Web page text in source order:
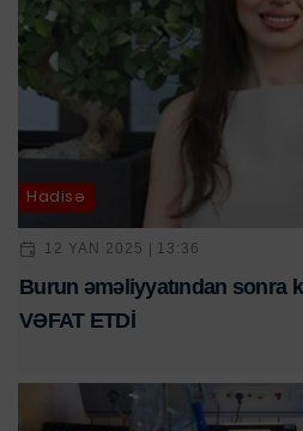
Hadisə
12 YAN 2025 | 13:36
Burun əməliyyatından sonra
VƏFAT ETDİ